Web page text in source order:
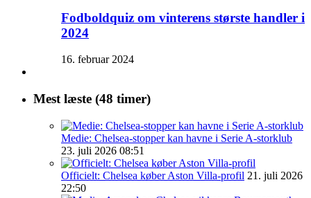
Fodboldquiz om vinterens største handler i
2024
16. februar 2024
Mest læste (48 timer)
Medie: Chelsea-stopper kan havne i Serie A-storklub
23. juli 2026 08:51
Officielt: Chelsea køber Aston Villa-profil 21. juli 2026
22:50